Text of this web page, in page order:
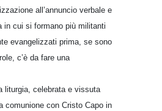
all’annuncio verbale e
in cui si formano più militanti
evangelizzati prima, se sono
c’è da fare una
liturgia, celebrata e vissuta
comunione con Cristo Capo in